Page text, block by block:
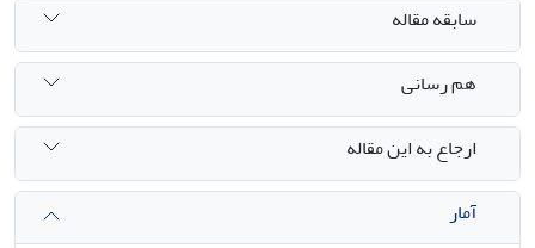
سابقه مقاله
هم رسانی
ارجاع به این مقاله
آمار